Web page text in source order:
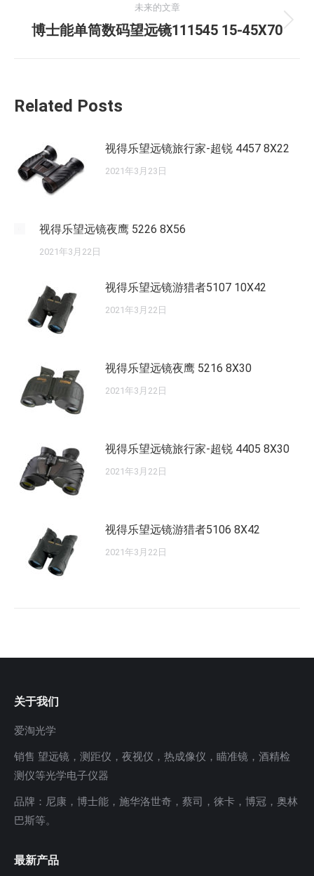
航
的
文
未来的文章
未
博士能单筒数码望远镜111545 15-45X70
Related Posts
视得乐望远镜旅行家-超锐 4457 8X22
2021年3月23日
视得乐望远镜夜鹰 5226 8X56
2021年3月22日
视得乐望远镜游猎者5107 10X42
2021年3月22日
视得乐望远镜夜鹰 5216 8X30
2021年3月22日
视得乐望远镜旅行家-超锐 4405 8X30
2021年3月22日
视得乐望远镜游猎者5106 8X42
2021年3月22日
关于我们
爱淘光学
销售 望远镜，测距仪，夜视仪，热成像仪，瞄准镜，酒精检
测仪等光学电子仪器
品牌：尼康，博士能，施华洛世奇，蔡司，徕卡，博冠，奥林
巴斯等。
最新产品